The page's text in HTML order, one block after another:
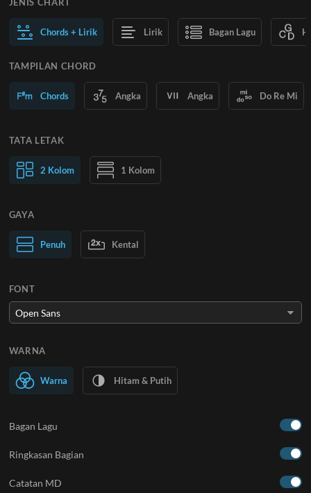
JENIS CHART
Chords + Lirik Lirik Bagan Lagu
TAMPILAN CHORD
Chords Angka Angka Do Re Mi
TATA LETAK
2 Kolom 1 Kolom
Teks Normal Teks Besar
GAYA
Penuh Kental
FONT
WARNA
Warna Hitam & Putih
Bagan Lagu
Ringkasan Bagian
Catatan MD